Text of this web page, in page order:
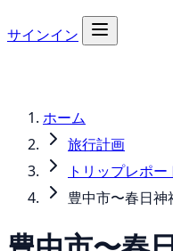
サインイン
ホーム
旅行計画
トリップレポー
豊中市〜春日神